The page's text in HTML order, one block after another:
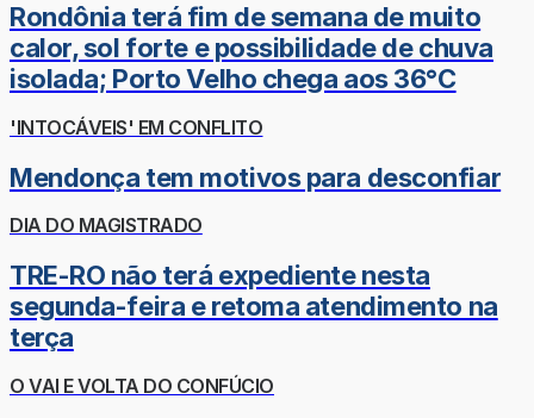
Rondônia terá fim de semana de muito
calor, sol forte e possibilidade de chuva
isolada; Porto Velho chega aos 36°C
'INTOCÁVEIS' EM CONFLITO
Mendonça tem motivos para desconfiar
DIA DO MAGISTRADO
TRE-RO não terá expediente nesta
segunda-feira e retoma atendimento na
terça
O VAI E VOLTA DO CONFÚCIO